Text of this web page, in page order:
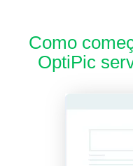
Como
OptiPic